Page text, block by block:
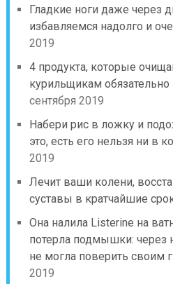
Гладкие ноги даже через
избавляемся надолго и
2019
4 продукта, которые
курильщикам
сентября 2019
Набери рис в ложку и
это, есть его нельзя ни в
2019
Лечит ваши колени,
суставы в кратчайшие
Она налила Listerine на
потерла подмышки: через
не могла поверить своим
2019